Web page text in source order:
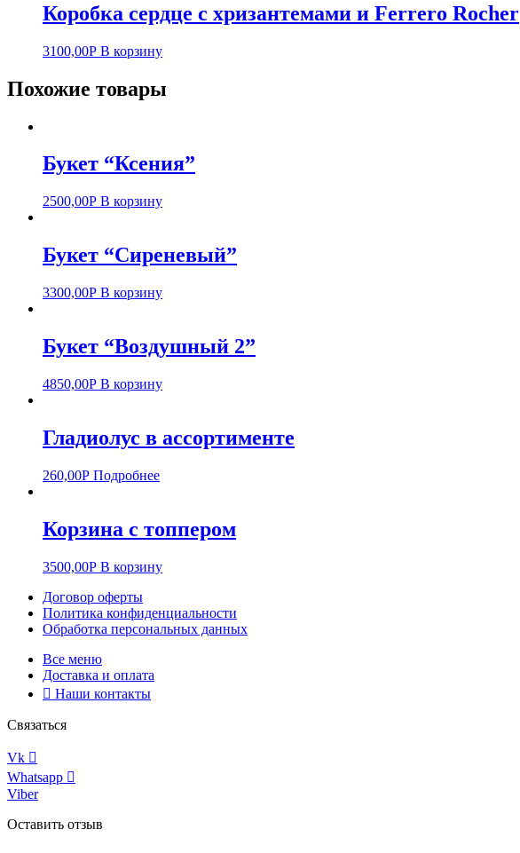
Коробка сердце с хризантемами и Ferrero Rocher
3100,00Р В корзину
Похожие товары
Букет “Ксения”
2500,00Р В корзину
Букет “Сиреневый”
3300,00Р В корзину
Букет “Воздушный 2”
4850,00Р В корзину
Гладиолус в ассортименте
260,00Р Подробнее
Корзина с топпером
3500,00Р В корзину
Договор оферты
Политика конфиденциальности
Обработка персональных данных
Все меню
Доставка и оплата
Наши контакты
Связаться
Vk
Whatsapp
Viber
Оставить отзыв